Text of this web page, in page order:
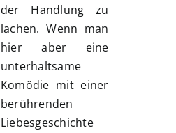
der Handlung zu
lachen. Wenn man
hier aber eine
unterhaltsame
Komödie mit einer
berührenden
Liebesgeschichte